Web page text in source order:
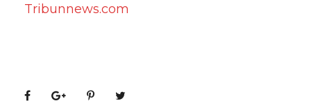
Tribunnews.com